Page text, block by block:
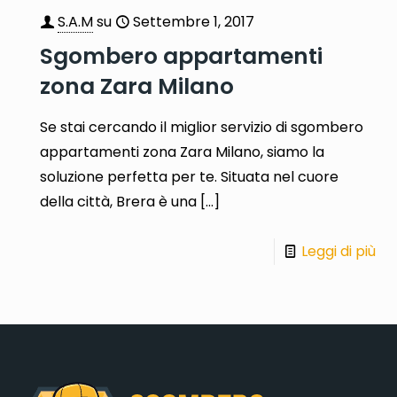
S.A.Msu Settembre 1, 2017
Sgombero appartamenti
zona Zara Milano
Se stai cercando il miglior servizio di sgombero
appartamenti zona Zara Milano, siamo la
soluzione perfetta per te. Situata nel cuore
della città, Brera è una […]
Leggi di più